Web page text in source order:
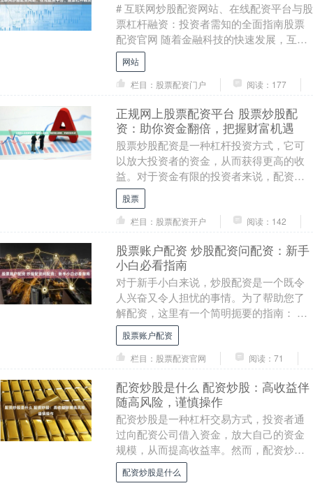
# 互联网炒股配资网站、在线配资平台与股
票杠杆融资：投资者需知的全面指南股票
配资官网 随着金融科技的快速发展，互联
网炒股配资网站和在线配资平台逐渐成为
投资者扩大....
网站
栏目：股票配资门户
阅读：177
正规网上股票配资平台 股票炒股配
资：助你资金翻倍，把握财富机遇
股票炒股配资是一种杠杆投资方式，它可
以放大投资者的资金，从而获得更高的收
益。对于资金有限的投资者来说，配资无
疑是一个不错的选择。 股票配资的杠杆效
应可以放大投资....
股票
栏目：股票配资开户
阅读：142
股票账户配资 炒股配资问配资：新手
小白必看指南
对于新手小白来说，炒股配资是一个既令
人兴奋又令人担忧的事情。为了帮助您了
解配资，这里有一个简明扼要的指南： 福
辰股票配资严格遵守监管规定，资金安全
有保障。公司与....
股票账户配资
栏目：股票配资官网
阅读：71
配资炒股是什么 配资炒股：高收益伴
随高风险，谨慎操作
配资炒股是一种杠杆交易方式，投资者通
过向配资公司借入资金，放大自己的资金
规模，从而提高收益率。然而，配资炒股
也伴随着较高的风险。 * **放大收益：**配
资可以....
配资炒股是什么